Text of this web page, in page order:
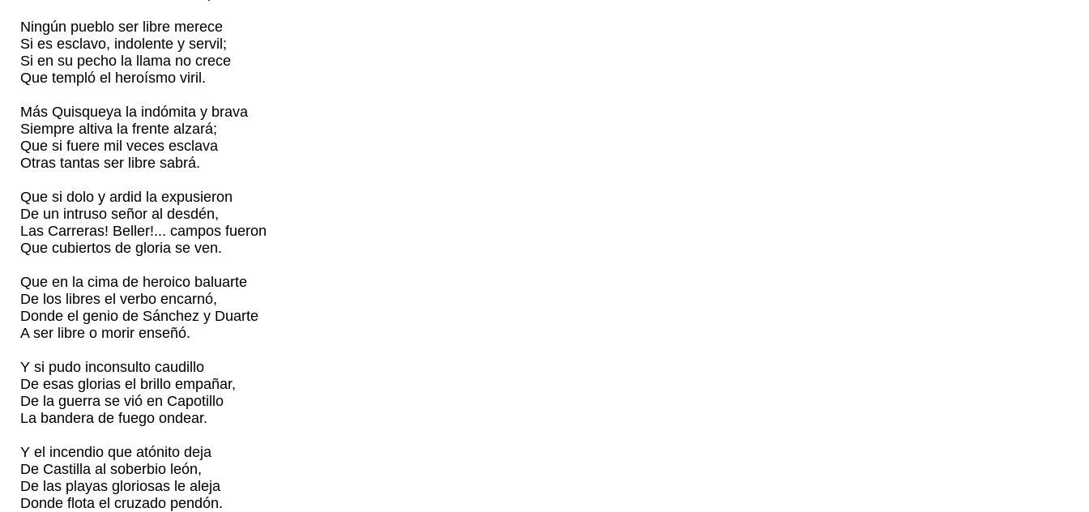
Ningún pueblo ser libre merece
Si es esclavo, indolente y servil;
Si en su pecho la llama no crece
Que templó el heroísmo viril.
Más Quisqueya la indómita y brava
Siempre altiva la frente alzará;
Que si fuere mil veces esclava
Otras tantas ser libre sabrá.
Que si dolo y ardid la expusieron
De un intruso señor al desdén,
Las Carreras! Beller!... campos fueron
Que cubiertos de gloria se ven.
Que en la cima de heroico baluarte
De los libres el verbo encarnó,
Donde el genio de Sánchez y Duarte
A ser libre o morir enseñó.
Y si pudo inconsulto caudillo
De esas glorias el brillo empañar,
De la guerra se vió en Capotillo
La bandera de fuego ondear.
Y el incendio que atónito deja
De Castilla al soberbio león,
De las playas gloriosas le aleja
Donde flota el cruzado pendón.